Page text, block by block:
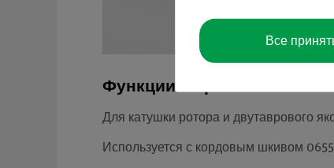
Функции и применение
Для катушки ротора и двутаврового
Используется с кордовым шкивом
Все